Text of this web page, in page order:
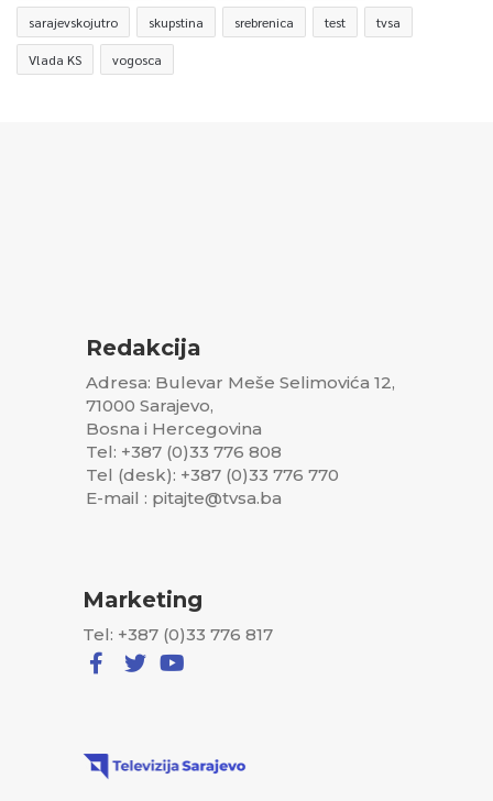
sarajevskojutro skupstina srebrenica test tvsa
Vlada KS vogosca
Redakcija
Adresa: Bulevar Meše Selimovića 12,
71000 Sarajevo,
Bosna i Hercegovina
Tel: +387 (0)33 776 808
Tel (desk): +387 (0)33 776 770
E-mail : pitajte@tvsa.ba
Marketing
Tel: +387 (0)33 776 817